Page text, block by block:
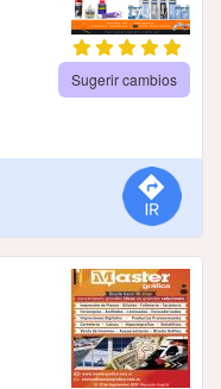
Sugerir cambios